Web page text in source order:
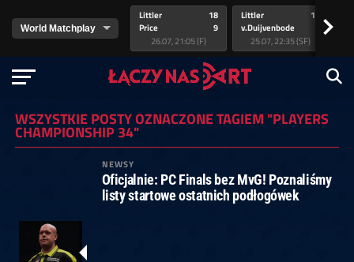
Littler
Price
18
9
26.07, 21:05 (F)
Littler
v.Duijvenbode
17
25.07, 22:35 (SF)
>
WSZYSTKIE POSTY OZNACZONE TAGIEM "PLAYERS
CHAMPIONSHIP 34"
NEWSY
Oficjalnie: PC Finals bez MvG! Poznaliśmy
listy startowe ostatnich podłogówek